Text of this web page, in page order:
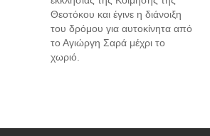
Θεοτόκου και έγινε η διάνοιξη
του δρόμου για αυτοκίνητα από
το Αγιώργη Σαρά μέχρι το
χωριό.